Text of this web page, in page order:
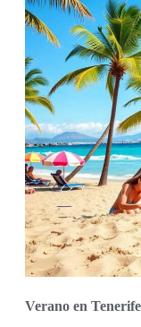
Verano en